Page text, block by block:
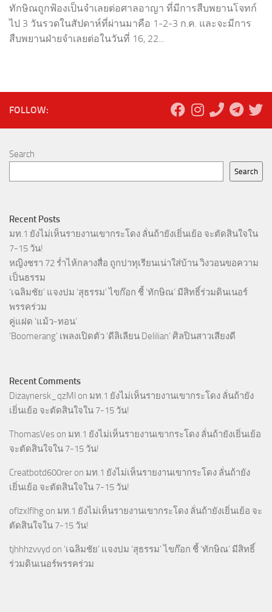
ทักษิณถูกฟ้องเป็นจำเลยต่อศาลอาญา ที่มีการสืบพยานโจทก์
ไป 3 วันรวดในสัปดาห์ที่ผ่านมาคือ 1-2-3 ก.ค. และจะมีการ
สืบพยานฝ่ายจำเลยต่อในวันที่ 16, 22...
FOLLOW:
Search
Search
Recent Posts
มท.1 ยังไม่เห็นรายงานเขากระโดง ลั่นถ้ายังเยิ่นเย้อ จะตัดสินใจใน
7-15 วัน!
หญิงชรา 72 ร่ำไห้กลางสื่อ ถูกปาทุเรียนเน่าใส่บ้าน วิงวอนขอความ
เป็นธรรม
‘เฉลิมชัย’ แจงปม ‘สุธรรม’ ไขก๊อก ชี้ ‘ทักษิณ’ มีสิทธิ์ร่วมดินเนอร์
พรรคร่วม
คู่แฝด ‘แม้ว-ทอน’
‘Boomerang’ เพลงเปิดตัว ‘ดีลิเลียน Delilian’ ศิลปินสาวเสียงดี
Recent Comments
Dizaynersk_qzMl on มท.1 ยังไม่เห็นรายงานเขากระโดง ลั่นถ้ายัง
เยิ่นเย้อ จะตัดสินใจใน 7-15 วัน!
ThomasVes on มท.1 ยังไม่เห็นรายงานเขากระโดง ลั่นถ้ายังเยิ่นเย้อ
จะตัดสินใจใน 7-15 วัน!
Creatbotd600rer on มท.1 ยังไม่เห็นรายงานเขากระโดง ลั่นถ้ายัง
เยิ่นเย้อ จะตัดสินใจใน 7-15 วัน!
oflzxlflhg on มท.1 ยังไม่เห็นรายงานเขากระโดง ลั่นถ้ายังเยิ่นเย้อ จะ
ตัดสินใจใน 7-15 วัน!
tjhhhzvvyd on ‘เฉลิมชัย’ แจงปม ‘สุธรรม’ ไขก๊อก ชี้ ‘ทักษิณ’ มีสิทธิ์
ร่วมดินเนอร์พรรคร่วม